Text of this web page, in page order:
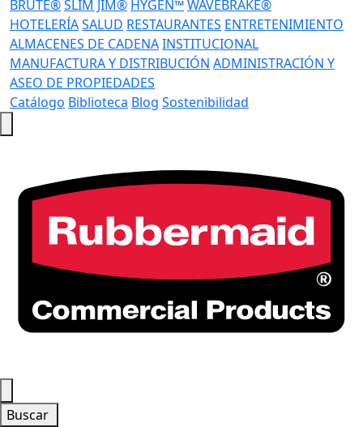
BRUTE®SLIM JIM® HYGEN™WAVEBRAKE®
HOTELERÍASALUD RESTAURANTES ENTRETENIMIENTO
ALMACENES DE CADENAINSTITUCIONAL
MANUFACTURA Y DISTRIBUCIÓN ADMINISTRACIÓN Y
ASEO DE PROPIEDADES
Catálogo Biblioteca Blog Sostenibilidad
Buscar